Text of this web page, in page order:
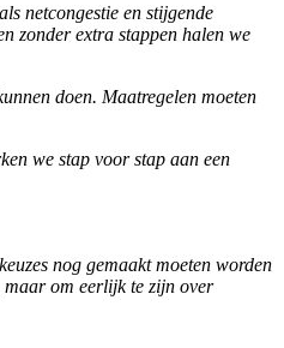
netcongestie en stijgende
zonder extra stappen halen we
doen. Maatregelen moeten
we stap voor stap aan een
nog gemaakt moeten worden
maar om eerlijk te zijn over